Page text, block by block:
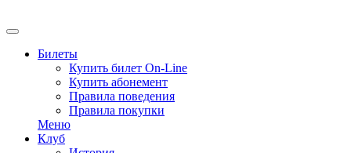
Билеты
Купить билет On-Line
Купить абонемент
Правила поведения
Правила покупки
Меню
Клуб